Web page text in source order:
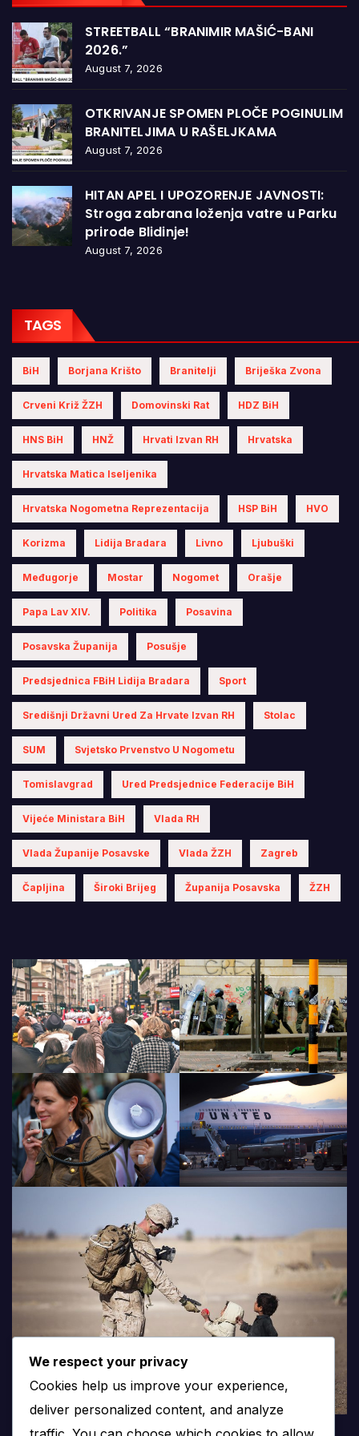
STREETBALL “BRANIMIR MAŠIĆ-BANI
2026.”
August 7, 2026
OTKRIVANJE SPOMEN PLOČE POGINULIM
BRANITELJIMA U RAŠELJKAMA
August 7, 2026
HITAN APEL I UPOZORENJE JAVNOSTI:
Stroga zabrana loženja vatre u Parku
prirode Blidinje!
August 7, 2026
TAGS
BiH Borjana Krišto Branitelji Briješka Zvona
Crveni Križ ŽZH Domovinski Rat HDZ BiH
HNS BiH HNŽ Hrvati Izvan RH Hrvatska
Hrvatska Matica Iseljenika
Hrvatska Nogometna Reprezentacija HSP BiH HVO
Korizma Lidija Bradara Livno Ljubuški
Međugorje Mostar Nogomet Orašje
Papa Lav XIV. Politika Posavina
Posavska Županija Posušje
Predsjednica FBiH Lidija Bradara Sport
Središnji Državni Ured Za Hrvate Izvan RH Stolac
SUM Svjetsko Prvenstvo U Nogometu
Tomislavgrad Ured Predsjednice Federacije BiH
Vijeće Ministara BiH Vlada RH
Vlada Županije Posavske Vlada ŽZH Zagreb
Čapljina Široki Brijeg Županija Posavska ŽZH
We respect your privacy
Cookies help us improve your experience,
deliver personalized content, and analyze